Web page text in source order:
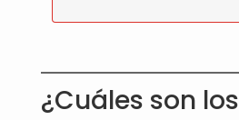
¿Cuáles son los